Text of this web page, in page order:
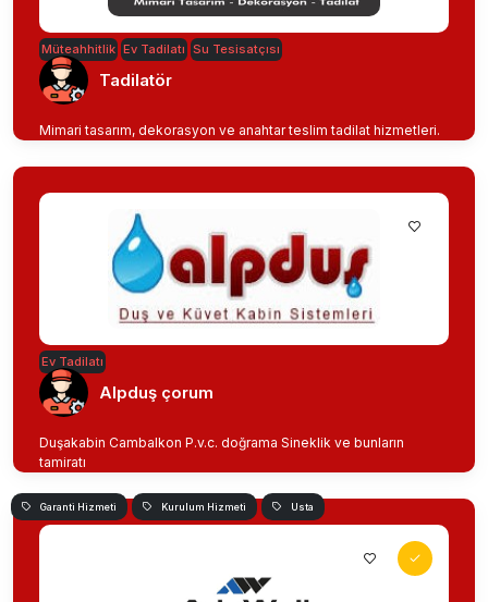
Müteahhitlik Ev Tadilatı Su Tesisatçısı
Tadilatör
Mimari tasarım, dekorasyon ve anahtar teslim tadilat hizmetleri.
Ev Tadilatı
Alpduş çorum
Duşakabin Cambalkon P.v.c. doğrama Sineklik ve bunların
tamiratı
Garanti Hizmeti Kurulum Hizmeti Usta